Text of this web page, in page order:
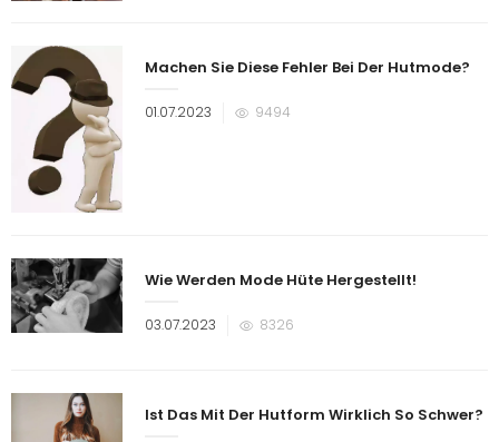
Machen Sie Diese Fehler Bei Der Hutmode?
Veröffentlicht
01.07.2023 9494
Wie Werden Mode Hüte Hergestellt!
Veröffentlicht
03.07.2023 8326
Ist Das Mit Der Hutform Wirklich So Schwer?